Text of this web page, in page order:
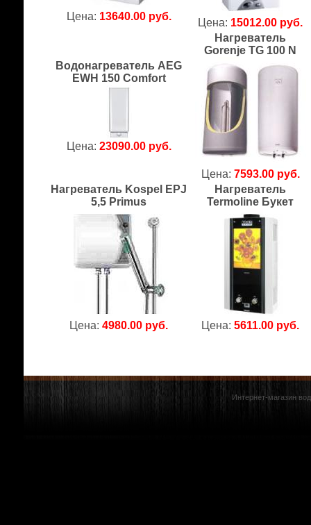
Цена: 13640.00 руб.
Цена: 15012.00 руб.
Водонагреватель AEG
EWH 150 Comfort
Цена: 23090.00 руб.
Нагреватель
Gorenje TG 100 N
Цена: 7593.00 руб.
Нагреватель Kospel EPJ
5,5 Primus
Цена:4980.00 руб.
Нагреватель
Termoline Букет
Цена:5611.00 руб.
Интернет-магазин